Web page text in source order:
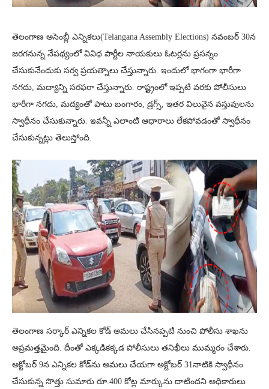
తెలంగాణ అసెంబ్లీ ఎన్నికలు(Telangana Assembly Elections) నవంబర్ 30న
జరగనున్న నేపథ్యంలో వివిధ పార్టీల నాయకులు ఓటర్లను ప్రసన్నం
చేసుకునేందుకు సర్వ ప్రయత్నాలు చేస్తున్నారు. ఇందులో భాగంగా భారీగా
నగదు, మద్యాన్ని సరఫరా చేస్తున్నారు. రాష్ట్రంలో ఇప్పటి వరకు పోలీసులు
భారీగా నగదు, మద్యంతో పాటు బంగారం, డ్రగ్స్‌, ఇతర విలువైన వస్తువులను
స్వాధీనం చేసుకున్నారు. ఇవన్నీ ఎలాంటి ఆధారాలు లేకపోవడంతో స్వాధీనం
చేసుకున్నట్లు తెలుస్తోంది.
తెలంగాణ సర్కార్ ఎన్నికల కోడ్ అమలు చేసినప్పటి నుంచి పోలీసు శాఖను
అప్రమత్తమైంది. దీంతో ఎక్కడికక్కడ పోలీసులు తనిఖీలు ముమ్మరం చేశారు.
అక్టోబర్ 9న ఎన్నికల కోడ్‌ను అమలు చేయగా అక్టోబర్ 31నాటికి స్వాధీనం
చేసుకున్న సొత్తు సుమారు రూ.400 కోట్ల మార్కును దాటిందని అధికారులు